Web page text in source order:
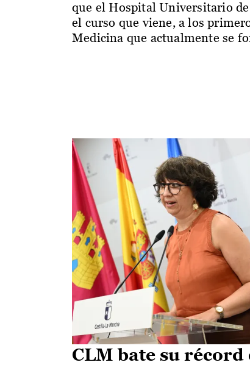
que el Hospital Universitario de
el curso que viene, a los
Medicina que actualmente se
CLM bate su récord